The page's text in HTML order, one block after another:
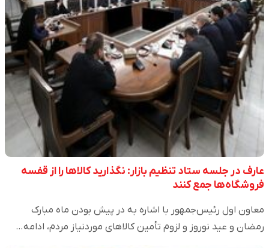
عارف در جلسه ستاد تنظیم بازار: نگذارید کالا‌ها را از قفسه
فروشگاه‌ها جمع کنند
معاون اول رئیس‌جمهور با اشاره به در پیش بودن ماه مبارک
رمضان و عید نوروز و لزوم تأمین کالا‌های موردنیاز مردم، ادامه…